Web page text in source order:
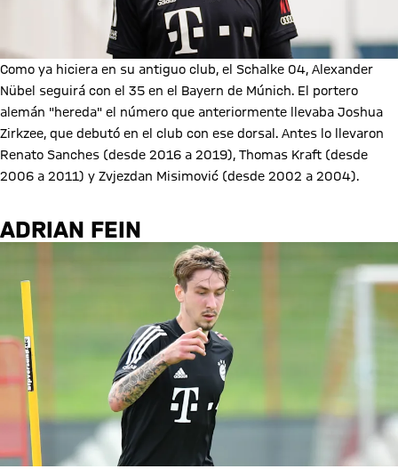
Como ya hiciera en su antiguo club, el Schalke 04, Alexander
Nübel seguirá con el 35 en el Bayern de Múnich. El portero
alemán "hereda" el número que anteriormente llevaba Joshua
Zirkzee, que debutó en el club con ese dorsal. Antes lo llevaron
Renato Sanches (desde 2016 a 2019), Thomas Kraft (desde
2006 a 2011) y Zvjezdan Misimović (desde 2002 a 2004).
ADRIAN FEIN